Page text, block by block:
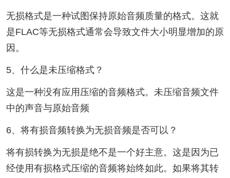
无损格式是一种试图保持原始音频质量的格式。这就
是FLAC等无损格式通常会导致文件大小明显增加的原
因。
5、什么是未压缩格式？
这是一种没有应用压缩的音频格式。未压缩音频文件
中的声音与原始音频
6、将有损音频转换为无损音频是否可以？
将有损转换为无损是绝不是一个好主意。这是因为已
经使用有损格式压缩的音频将始终如此。如果将其转